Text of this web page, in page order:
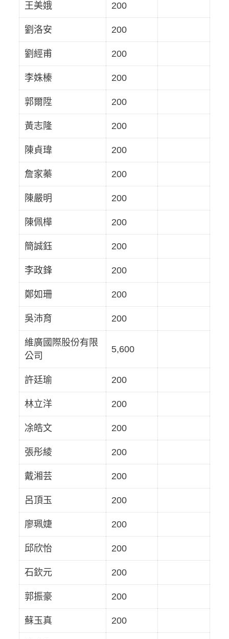
王美娥 200
劉洛安 200
劉經甫 200
李姝榛 200
郭爾陞 200
黃志隆 200
陳貞瑋 200
詹家蓁 200
陳嚴明 200
陳佩樺 200
簡誠鈺 200
李政鋒 200
鄭如珊 200
吳沛育 200
維廣國際股份有限
公司
5,600
許廷瑜 200
林立洋 200
凃皓文 200
張彤綾 200
戴湘芸 200
呂頂玉 200
廖珮婕 200
邱欣怡 200
石欽元 200
郭振豪 200
蘇玉真 200